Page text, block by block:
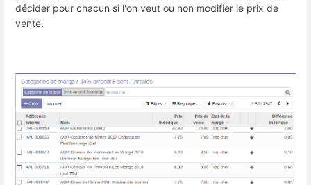
décider pour chacun si l'on veut ou non modifier le prix de
vente.